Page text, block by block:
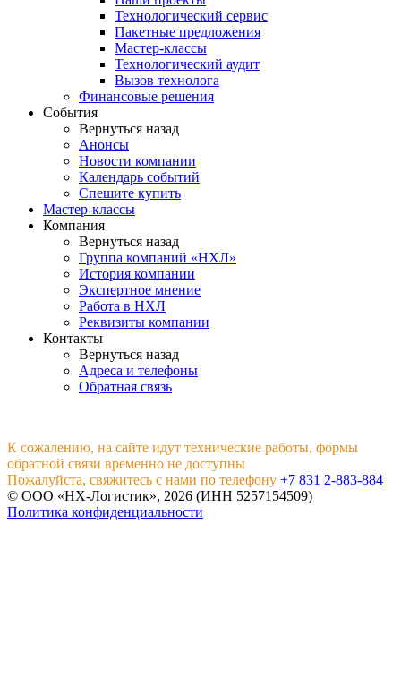
Технологический сервис
Пакетные предложения
Мастер-классы
Технологический аудит
Вызов технолога
Финансовые решения
События
Вернуться назад
Анонсы
Новости компании
Календарь событий
Спешите купить
Мастер-классы
Компания
Вернуться назад
Группа компаний «НХЛ»
История компании
Экспертное мнение
Работа в НХЛ
Реквизиты компании
Контакты
Вернуться назад
Адреса и телефоны
Обратная связь
К сожалению, на сайте идут технические работы, формы
обратной связи временно не доступны
Пожалуйста, свяжитесь с нами по телефону +7 831 2-883-884
© ООО «НХ-Логистик», 2026 (ИНН 5257154509)
Политика конфиденциальности